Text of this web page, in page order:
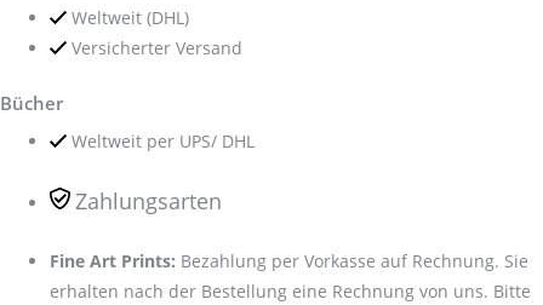
Weltweit (DHL)
Versicherter Versand
Bücher
Weltweit per UPS/ DHL
Zahlungsarten
Fine Art Prints: Bezahlung per Vorkasse auf Rechnung. Sie
erhalten nach der Bestellung eine Rechnung von uns. Bitte